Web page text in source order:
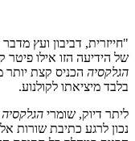
"חייזרית, דביבון ועץ
של הידיעה הזו אילו
הגלקסיה הכניס קצת יותר
בלבד מיציאתו לקולנוע.
ליתר דיוק, שומרי הגלקסיה 2